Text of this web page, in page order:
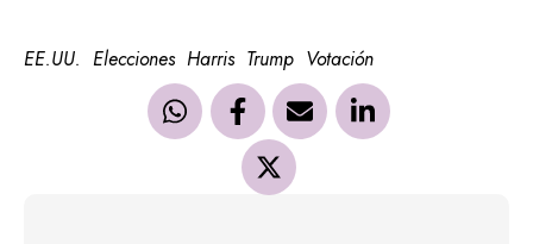
EE.UU. Elecciones Harris Trump Votación